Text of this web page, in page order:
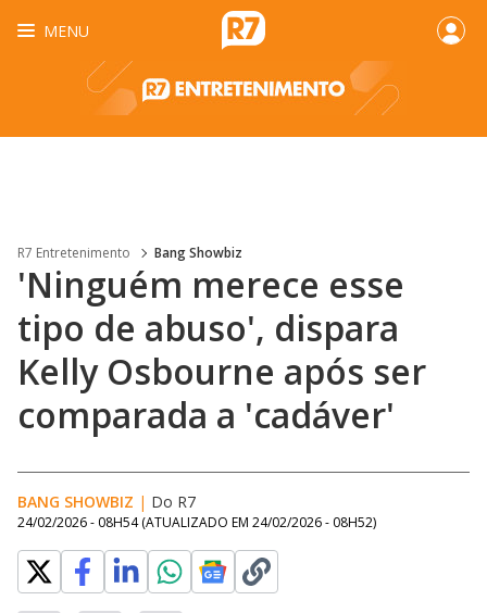
MENU
R7 Entretenimento Bang Showbiz
'Ninguém merece esse
tipo de abuso', dispara
Kelly Osbourne após ser
comparada a 'cadáver'
BANG SHOWBIZ | Do R7
24/02/2026 - 08H54 (ATUALIZADO EM 24/02/2026 - 08H52)